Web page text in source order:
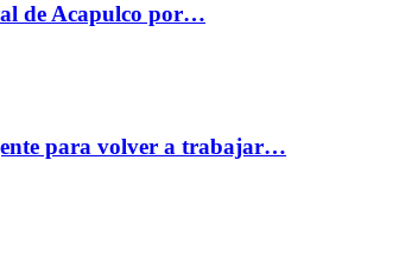
de Acapulco por…
para volver a trabajar…